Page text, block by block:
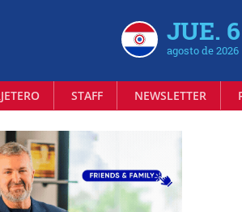
JUE. 6
agosto de 2026
STAFF NEWSLETTER